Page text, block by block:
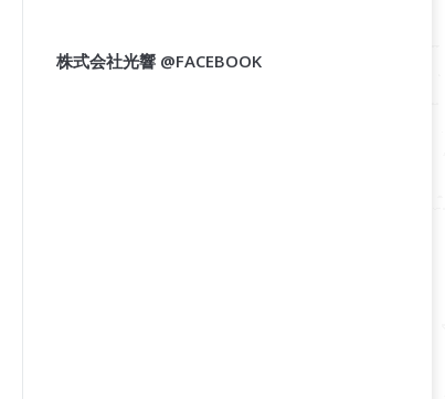
株式会社光響 @FACEBOOK